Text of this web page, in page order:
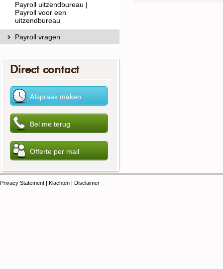
Payroll uitzendbureau |
Payroll voor een
uitzendbureau
Payroll vragen
Direct contact
Privacy Statement | Klachten | Disclaimer